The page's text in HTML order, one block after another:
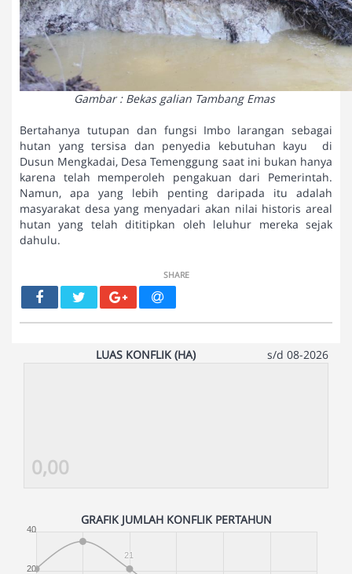
Gambar : Bekas galian Tambang Emas
Bertahanya tutupan dan fungsi Imbo larangan sebagai
hutan yang tersisa dan penyedia kebutuhan kayu di
Dusun Mengkadai, Desa Temenggung saat ini bukan hanya
karena telah memperoleh pengakuan dari Pemerintah.
Namun, apa yang lebih penting daripada itu adalah
masyarakat desa yang menyadari akan nilai historis areal
hutan yang telah dititipkan oleh leluhur mereka sejak
dahulu.
SHARE
LUAS KONFLIK (HA) s/d 08-2026
0,00
GRAFIK JUMLAH KONFLIK PERTAHUN
20
40
21